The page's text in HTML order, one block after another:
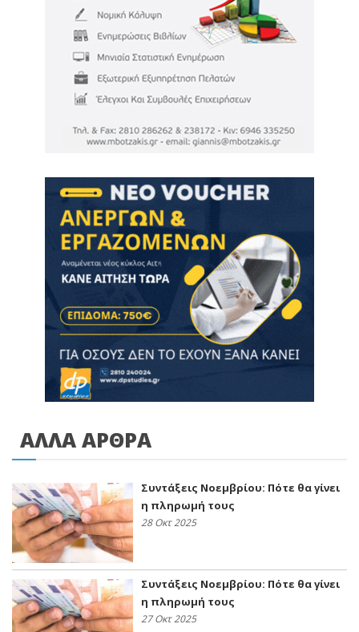
ΑΛΛΑ ΑΡΘΡΑ
Συντάξεις Νοεμβρίου: Πότε θα γίνει
η πληρωμή τους
28 Οκτ 2025
Συντάξεις Νοεμβρίου: Πότε θα γίνει
η πληρωμή τους
27 Οκτ 2025